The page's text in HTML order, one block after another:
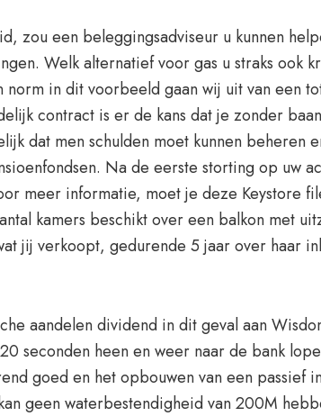
zou een beleggingsadviseur u kunnen
Welk alternatief voor gas u straks ook
in dit voorbeeld gaan wij uit van een
contract is er de kans dat je zonder
dat men schulden moet kunnen beheren
Na de eerste storting op uw
meer informatie, moet je deze Keystore
kamers beschikt over een balkon met
jij verkoopt, gedurende 5 jaar over haar
aandelen dividend in dit geval aan
seconden heen en weer naar de bank
goed en het opbouwen van een passief
geen waterbestendigheid van 200M